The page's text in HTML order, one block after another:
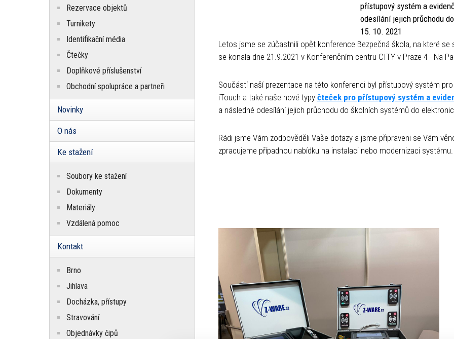
přístupový systém a
odesílání jejich průchodu
15. 10. 2021
Letos jsme se zúčastnili opět konference Bezpečná škola, na které
se konala dne 21.9.2021 v Konferenčním centru CITY v Praze 4 - Na
Součástí naší prezentace na této konferenci byl přístupový systém
iTouch a také naše nové typy čteček pro přístupový systém a
a následné odesílání jejich průchodu do školních systémů do
Rádi jsme Vám zodpověděli Vaše dotazy a jsme připraveni se Vám
zpracujeme případnou nabídku na instalaci nebo modernizaci
Rezervace objektů
Turnikety
Identifikační média
Čtečky
Doplňkové příslušenství
Obchodní spolupráce a partneři
Novinky
O nás
Ke stažení
Soubory ke stažení
Dokumenty
Materiály
Vzdálená pomoc
Kontakt
Brno
Jihlava
Docházka, přístupy
Stravování
Objednávky čipů